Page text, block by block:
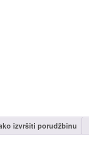
izvršiti porudžbinu